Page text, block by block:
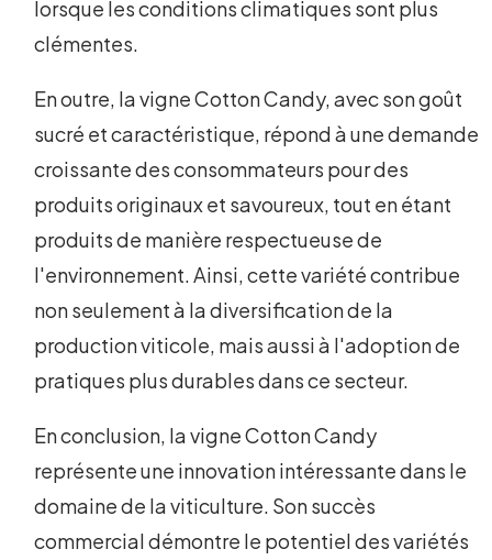
lorsque les conditions climatiques sont plus
clémentes.
En outre, la vigne Cotton Candy, avec son goût
sucré et caractéristique, répond à une demande
croissante des consommateurs pour des
produits originaux et savoureux, tout en étant
produits de manière respectueuse de
l'environnement. Ainsi, cette variété contribue
non seulement à la diversification de la
production viticole, mais aussi à l'adoption de
pratiques plus durables dans ce secteur.
En conclusion, la vigne Cotton Candy
représente une innovation intéressante dans le
domaine de la viticulture. Son succès
commercial démontre le potentiel des variétés